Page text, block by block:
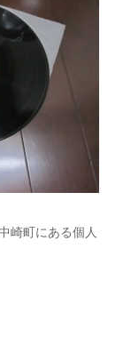
崎町にある個人